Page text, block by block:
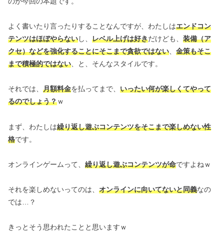
よく書いたり言ったりすることなんですが、わたしはエンドコン
テンツはほぼやらないし、 レベル上げは好きだけども、 装備（ア
クセ）などを強化することにそこまで貪欲ではない
金策もそこ
まで積極的ではない 、と、そんなスタイルです。
それでは、 月額料金を払ってまで、 いったい何が楽しくてやって
るのでしょう？ｗ
まず、わたしは繰り返し遊ぶコンテンツをそこまで楽しめない性
格です。
オンラインゲームって、 繰り返し遊ぶコンテンツが命ですよねｗ
それを楽しめないってのは、 オンラインに向いてないと同義なの
では…？
きっとそう思われたことと思いますｗ